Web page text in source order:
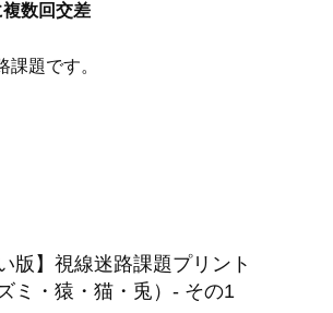
複数回交差
課題です。
版】視線迷路課題プリント
ミ・猿・猫・兎）- その1